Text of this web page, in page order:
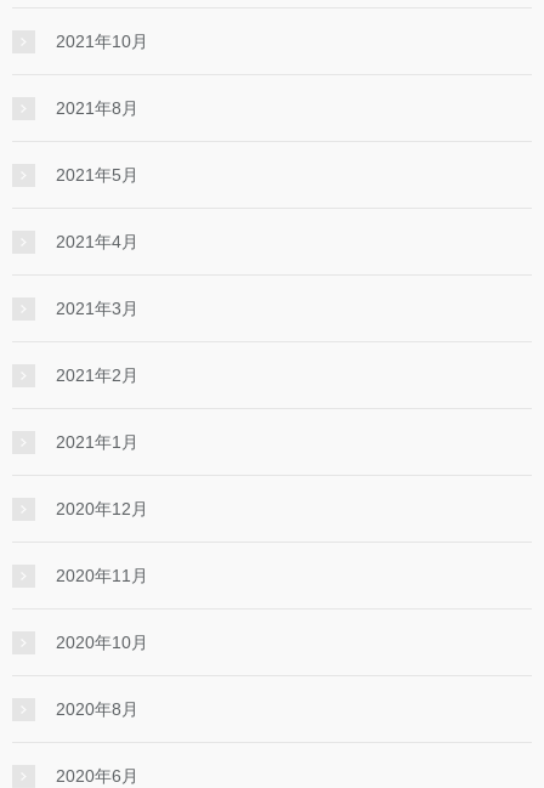
2021年10月
2021年8月
2021年5月
2021年4月
2021年3月
2021年2月
2021年1月
2020年12月
2020年11月
2020年10月
2020年8月
2020年6月